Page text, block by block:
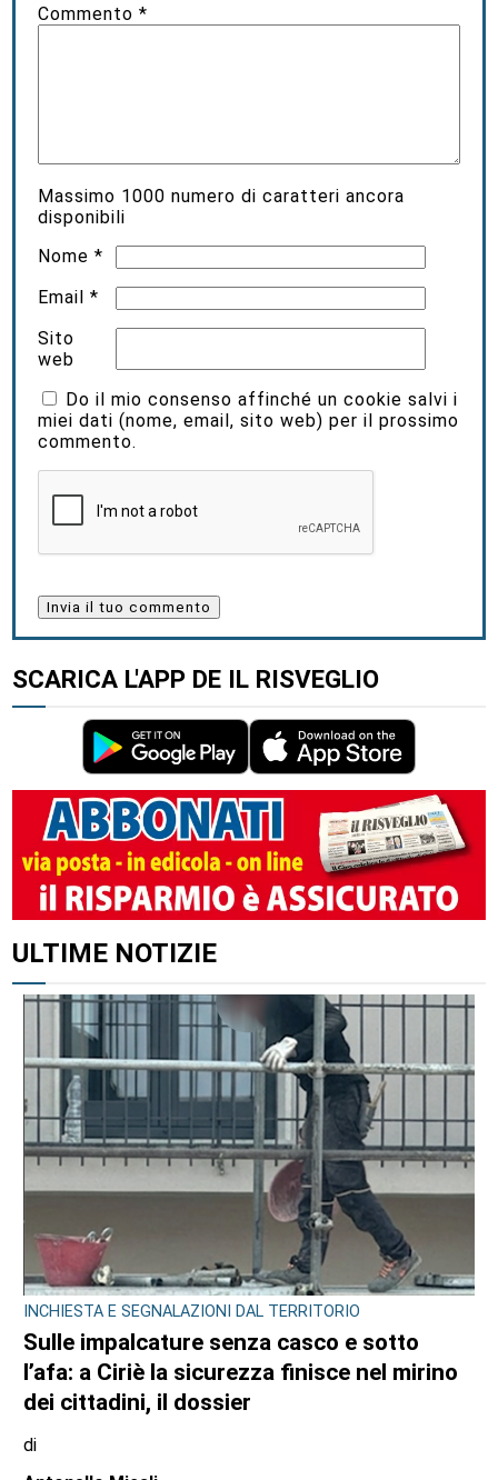
Commento*
Massimo 1000 numero di caratteri ancora
disponibili
Nome*
Email*
Sito
web
Do il mio consenso affinché un cookie salvi i
miei dati (nome, email, sito web) per il prossimo
commento.
SCARICA L'APP DE IL RISVEGLIO
ALTRI ARTICOLI DI QUESTO AUTORE
DRAMMA NEL POMERIGGIO SULLA A55
Tragedia in tangenziale all’altezza di
Borgaro: scontro tra auto e scooter, muore
un 74enne
di